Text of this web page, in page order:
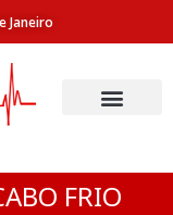
Janeiro
FRIO